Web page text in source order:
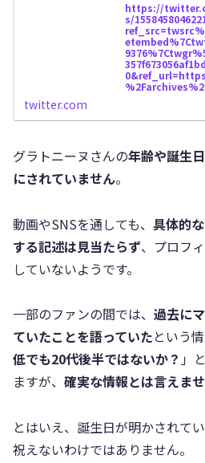
https://
s/
twitter.com
グラトニーヌさんの年齢や誕生
にされていません。
動画やSNSを通しても、 具体的
する記述は見当たらず、プロフ
していないようです。
一部のファンの間では、 過去に
ていたことを語っていたという
低でも20代後半ではないか？ 」
ますが、 確実な情報とは言えま
とはいえ、誕生日が明かされて
祝えないわけではありません。